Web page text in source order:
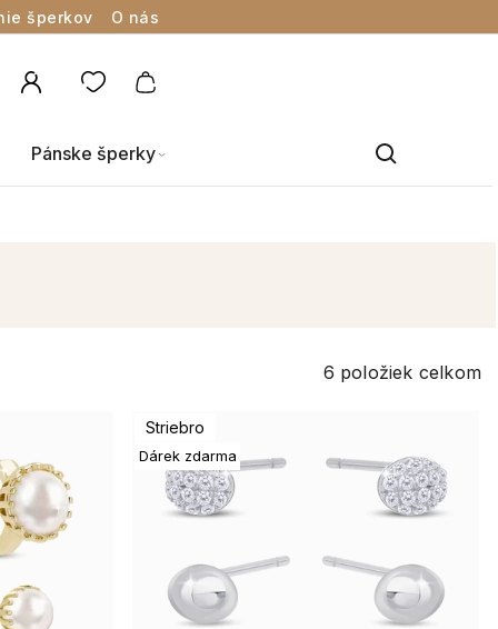
šperkov O nás
Pánske šperky
6 položiek celkom
Striebro
Dárek zdarma